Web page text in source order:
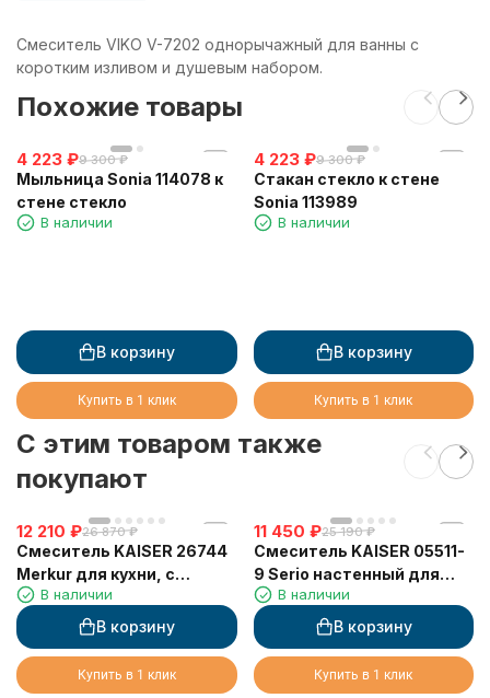
Смеситель VIKO V-7202 однорычажный для ванны с
коротким изливом и душевым набором.
Похожие товары
4 223 ₽9 300 ₽
Мыльница Sonia 114078 к
стене стекло
В наличии
В корзину
Купить в 1 клик
4 223 ₽9 300 ₽
Стакан стекло к стене
Sonia 113989
В наличии
В корзину
Купить в 1 клик
C этим товаром также
покупают
12 210 ₽26 870 ₽
Смеситель KAISER 26744
Merkur для кухни, с
краном для питьевой
воды, хром
В наличии
В корзину
Купить в 1 клик
11 450 ₽25 190 ₽
Смеситель KAISER 05511-
9 Serio настенный для
раковины, черный
матовый, картридж 6201
В наличии
В корзину
Купить в 1 клик